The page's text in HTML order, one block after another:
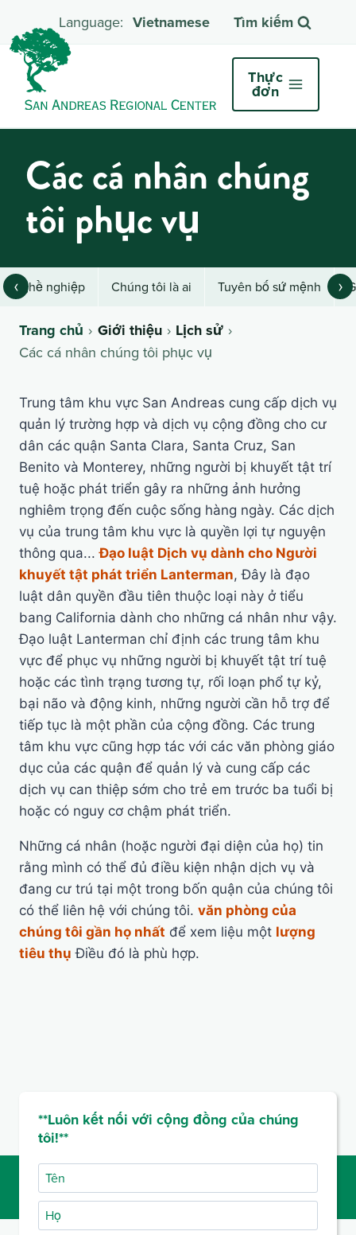
Vietnamese Tìm kiếm
Thực
đơn
Các cá nhân chúng
tôi phục vụ
Trang chủ Giới thiệu Lịch sử
Các cá nhân chúng tôi phục vụ
Nghề nghiệp Chúng tôi là ai Tuyên bố sứ mệnh
‹ ›
Trung tâm khu vực San Andreas cung cấp dịch vụ
quản lý trường hợp và dịch vụ cộng đồng cho cư
dân các quận Santa Clara, Santa Cruz, San
Benito và Monterey, những người bị khuyết tật trí
tuệ hoặc phát triển gây ra những ảnh hưởng
nghiêm trọng đến cuộc sống hàng ngày. Các dịch
vụ của trung tâm khu vực là quyền lợi tự nguyện
thông qua...Đạo luật Dịch vụ dành cho Người
khuyết tật phát triển Lanterman, Đây là đạo
luật dân quyền đầu tiên thuộc loại này ở tiểu
bang California dành cho những cá nhân như vậy.
Đạo luật Lanterman chỉ định các trung tâm khu
vực để phục vụ những người bị khuyết tật trí tuệ
hoặc các tình trạng tương tự, rối loạn phổ tự kỷ,
bại não và động kinh, những người cần hỗ trợ để
tiếp tục là một phần của cộng đồng. Các trung
tâm khu vực cũng hợp tác với các văn phòng giáo
dục của các quận để quản lý và cung cấp các
dịch vụ can thiệp sớm cho trẻ em trước ba tuổi bị
hoặc có nguy cơ chậm phát triển.
Những cá nhân (hoặc người đại diện của họ) tin
rằng mình có thể đủ điều kiện nhận dịch vụ và
đang cư trú tại một trong bốn quận của chúng tôi
có thể liên hệ với chúng tôi. văn phòng của
chúng tôi gần họ nhất để xem liệu một lượng
tiêu thụ Điều đó là phù hợp.
**Luôn kết nối với cộng đồng của chúng
tôi!**
Tên
Họ